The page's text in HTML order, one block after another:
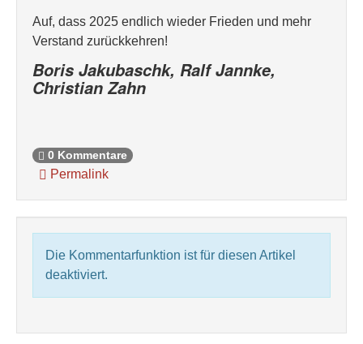
Auf, dass 2025 endlich wieder Frieden und mehr
Verstand zurückkehren!
Boris Jakubaschk, Ralf Jannke,
Christian Zahn
0 Kommentare
Permalink
Die Kommentarfunktion ist für diesen Artikel
deaktiviert.